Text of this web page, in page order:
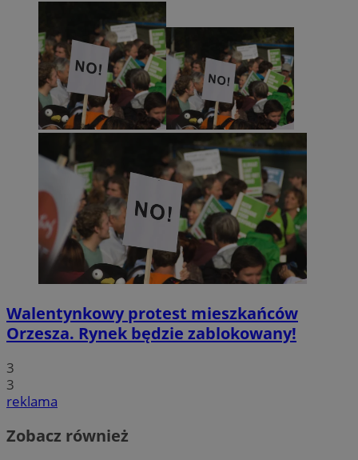
Walentynkowy protest mieszkańców
Orzesza. Rynek będzie zablokowany!
3
3
reklama
Zobacz również